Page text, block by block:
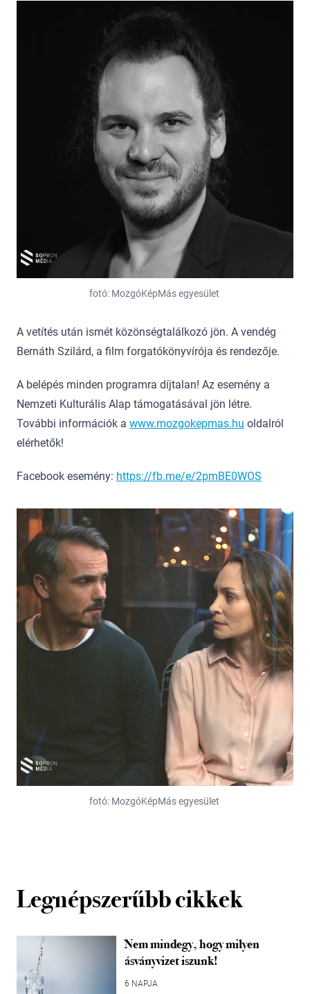
fotó: MozgóKépMás egyesület
A vetítés után ismét közönségtalálkozó jön. A vendég
Bernáth Szilárd, a film forgatókönyvírója és rendezője.
A belépés minden programra díjtalan! Az esemény a
Nemzeti Kulturális Alap támogatásával jön létre.
További információk a www.mozgokepmas.hu oldalról
elérhetők!
Facebook esemény: https://fb.me/e/2pmBE0WOS
fotó: MozgóKépMás egyesület
Legnépszerűbb cikkek
Nem mindegy, hogy milyen
ásványvizet iszunk!
6 NAPJA